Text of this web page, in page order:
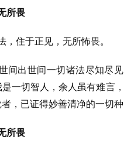
所畏
，住于正见，无所怖畏。
间出世间一切诸法尽知尽
一切智人，余人虽有难言，
，已证得妙善清净的一切种
所畏